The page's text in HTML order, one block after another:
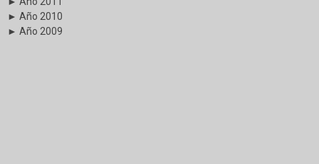
► Año 2010
► Año 2009